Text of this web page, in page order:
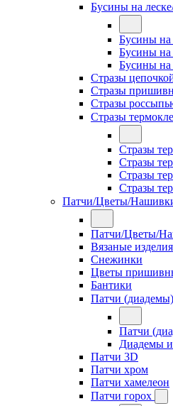
Бусины на
Бусины на
Бусины на
Бусины на
Стразы
Стразы
Стразы
Стразы
Стразы
Стразы
Стразы
Стразы
Патчи/Цветы/
Патчи/Цветы/
Вязаные изделия
Снежинки
Цветы
Бантики
Патчи (диадемы)
Патчи
Диадемы
Патчи 3D
Патчи хром
Патчи хамелеон
Патчи горох